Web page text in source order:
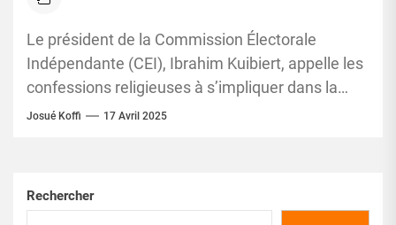
Le président de la Commission Électorale
Indépendante (CEI), Ibrahim Kuibiert, appelle les
confessions religieuses à s’impliquer dans la
sensibilisation électorale, pour renforcer la paix
Josué Koffi 17 Avril 2025
Rechercher